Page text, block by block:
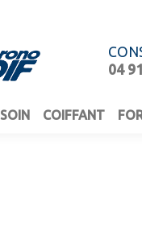
04
SOIN COIFFANT